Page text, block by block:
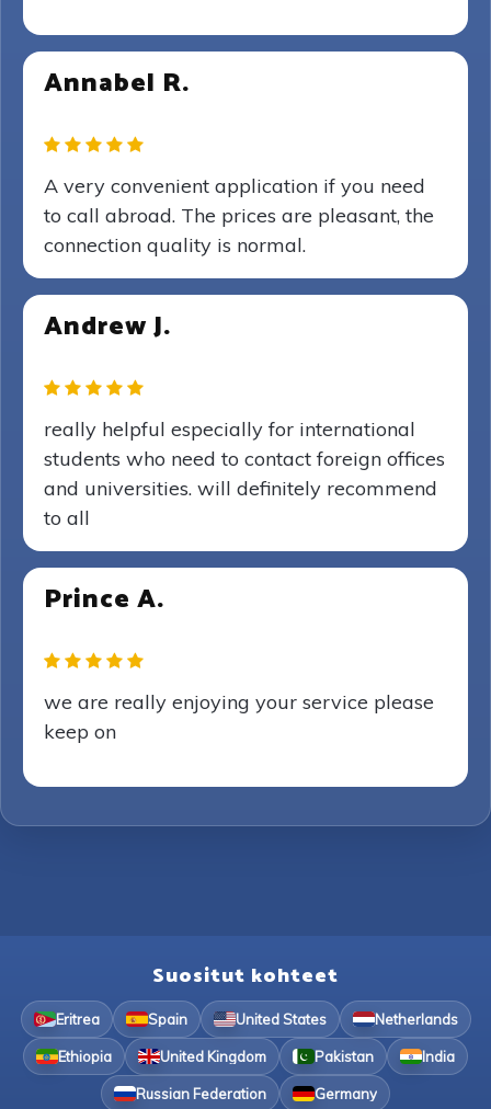
Annabel R.
A very convenient application if you need
to call abroad. The prices are pleasant, the
connection quality is normal.
Andrew J.
really helpful especially for international
students who need to contact foreign offices
and universities. will definitely recommend
to all
Prince A.
we are really enjoying your service please
keep on
Suositut kohteet
Eritrea Spain United States Netherlands
Ethiopia United Kingdom Pakistan India
Russian Federation Germany